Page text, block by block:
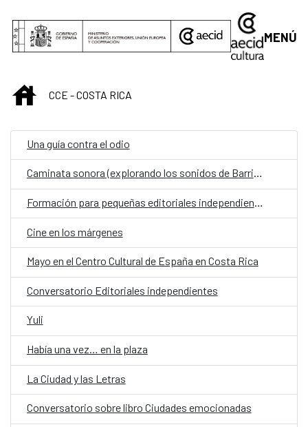
MENÚ
INICIO
CCE - COSTA RICA
Una guía contra el odio
Caminata sonora (explorando los sonidos de Barrio Escalante)
Formación para pequeñas editoriales independientes - Marketing y Gestión Editorial
Cine en los márgenes
Mayo en el Centro Cultural de España en Costa Rica
Conversatorio Editoriales independientes
Yuli
Había una vez… en la plaza
La Ciudad y las Letras​
Conversatorio sobre libro Ciudades emocionadas